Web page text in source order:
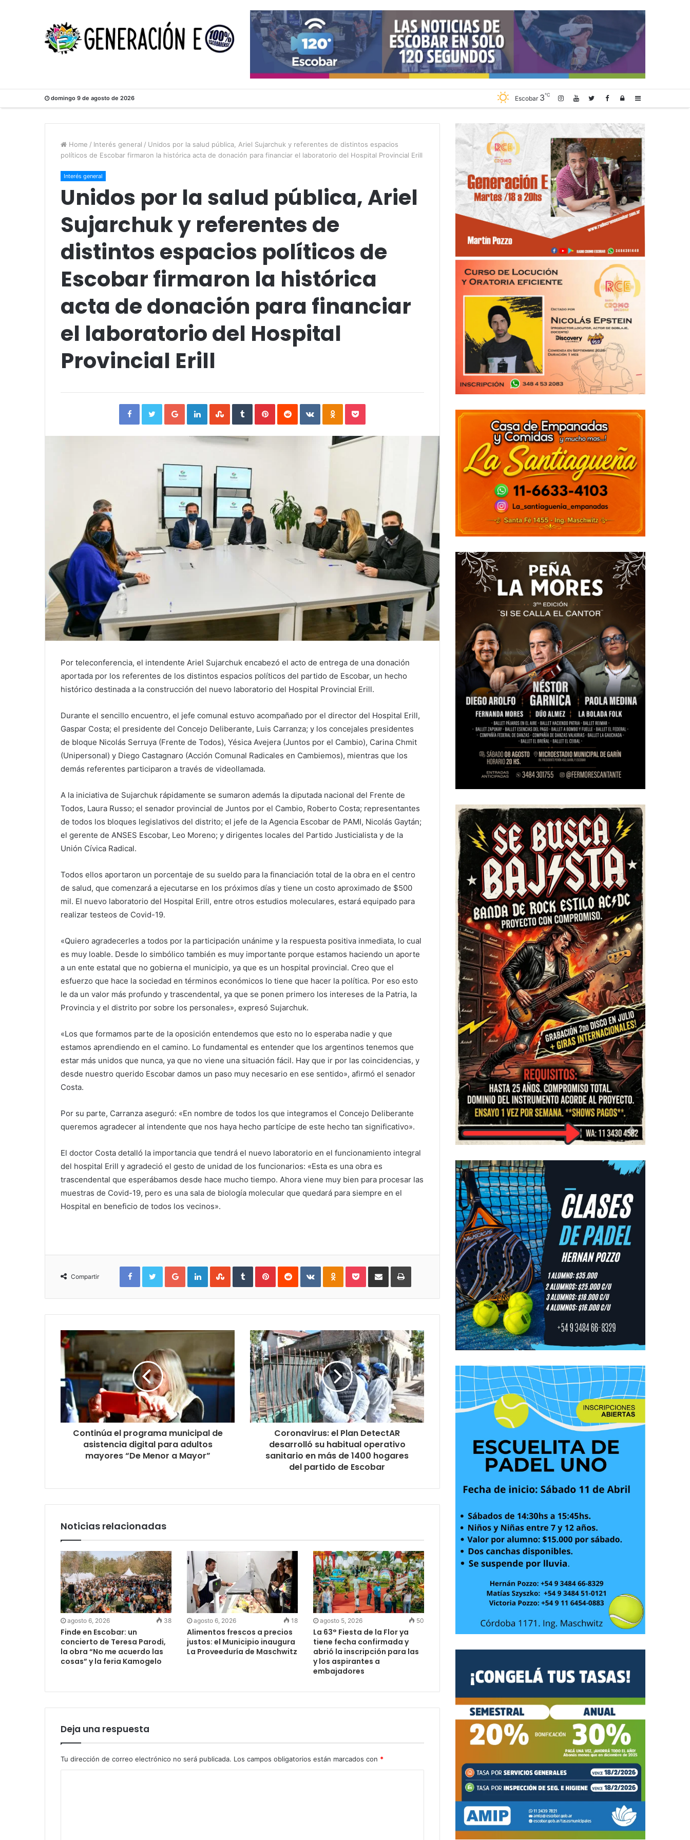
domingo 9 de agosto de 2026 Sidebar
Log
Escobar 3℃
Home / Interés general / Unidos por la salud pública, Ariel Sujarchuk y referentes de distintos espacios
políticos de Escobar firmaron la histórica acta de donación para financiar el laboratorio del Hospital Provincial Erill
Interés general
Unidos por la salud pública, Ariel
Sujarchuk y referentes de
distintos espacios políticos de
Escobar firmaron la histórica
acta de donación para financiar
el laboratorio del Hospital
Provincial Erill
FacebookTwitterGoogle+LinkedInStumbleUpon
TumblrPinterestReddit VKontakteOdnoklassniki
Pocket
Por teleconferencia, el intendente Ariel Sujarchuk encabezó el acto de entrega de una donación
aportada por los referentes de los distintos espacios políticos del partido de Escobar, un hecho
histórico destinada a la construcción del nuevo laboratorio del Hospital Provincial Erill.
Durante el sencillo encuentro, el jefe comunal estuvo acompañado por el director del Hospital Erill,
Gaspar Costa; el presidente del Concejo Deliberante, Luis Carranza; y los concejales presidentes
de bloque Nicolás Serruya (Frente de Todos), Yésica Avejera (Juntos por el Cambio), Carina Chmit
(Unipersonal) y Diego Castagnaro (Acción Comunal Radicales en Cambiemos), mientras que los
demás referentes participaron a través de videollamada.
A la iniciativa de Sujarchuk rápidamente se sumaron además la diputada nacional del Frente de
Todos, Laura Russo; el senador provincial de Juntos por el Cambio, Roberto Costa; representantes
de todos los bloques legislativos del distrito; el jefe de la Agencia Escobar de PAMI, Nicolás Gaytán;
el gerente de ANSES Escobar, Leo Moreno; y dirigentes locales del Partido Justicialista y de la
Unión Cívica Radical.
Todos ellos aportaron un porcentaje de su sueldo para la financiación total de la obra en el centro
de salud, que comenzará a ejecutarse en los próximos días y tiene un costo aproximado de $500
mil. El nuevo laboratorio del Hospital Erill, entre otros estudios moleculares, estará equipado para
realizar testeos de Covid-19.
«Quiero agradecerles a todos por la participación unánime y la respuesta positiva inmediata, lo cual
es muy loable. Desde lo simbólico también es muy importante porque estamos haciendo un aporte
a un ente estatal que no gobierna el municipio, ya que es un hospital provincial. Creo que el
esfuerzo que hace la sociedad en términos económicos lo tiene que hacer la política. Por eso esto
le da un valor más profundo y trascendental, ya que se ponen primero los intereses de la Patria, la
Provincia y el distrito por sobre los personales», expresó Sujarchuk.
«Los que formamos parte de la oposición entendemos que esto no lo esperaba nadie y que
estamos aprendiendo en el camino. Lo fundamental es entender que los argentinos tenemos que
estar más unidos que nunca, ya que no viene una situación fácil. Hay que ir por las coincidencias, y
desde nuestro querido Escobar damos un paso muy necesario en ese sentido», afirmó el senador
Costa.
Por su parte, Carranza aseguró: «En nombre de todos los que integramos el Concejo Deliberante
queremos agradecer al intendente que nos haya hecho partícipe de este hecho tan significativo».
El doctor Costa detalló la importancia que tendrá el nuevo laboratorio en el funcionamiento integral
del hospital Erill y agradeció el gesto de unidad de los funcionarios: «Esta es una obra es
trascendental que esperábamos desde hace mucho tiempo. Ahora viene muy bien para procesar las
muestras de Covid-19, pero es una sala de biología molecular que quedará para siempre en el
Hospital en beneficio de todos los vecinos».
Compartir
FacebookTwitterGoogle+LinkedInStumbleUpon
TumblrPinterestReddit VKontakteOdnoklassniki
PocketShare
Email
Print
Continúa el programa municipal de
asistencia digital para adultos
mayores “De Menor a Mayor”
Coronavirus: el Plan DetectAR
desarrolló su habitual operativo
sanitario en más de 1400 hogares
del partido de Escobar
Noticias relacionadas
agosto 6, 2026 38
Finde en Escobar: un
concierto de Teresa Parodi,
la obra “No me acuerdo las
cosas” y la feria Kamogelo
agosto 6, 2026 18
Alimentos frescos a precios
justos: el Municipio inaugura
La Proveeduría de Maschwitz
agosto 5, 2026 50
La 63° Fiesta de la Flor ya
tiene fecha confirmada y
abrió la inscripción para las
y los aspirantes a
embajadores
Deja una respuesta
Tu dirección de correo electrónico no será publicada. Los campos obligatorios están marcados con *